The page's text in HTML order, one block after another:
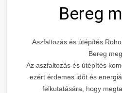
Bereg
Aszfaltozás és útépítés
Bereg
Az aszfaltozás és útépítés
ezért érdemes időt és
felkutatására, hogy